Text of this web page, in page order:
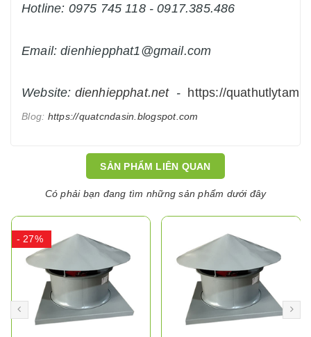
Hotline: 0975 745 118 - 0917.385.486
Email: dienhiepphat1@gmail.com
Website: dienhiepphat.net - https://
Blog: https://quatcndasin.blogspot.com
SẢN PHẨM LIÊN QUAN
Có phải bạn đang tìm những sản phẩm dưới đây
- 27%